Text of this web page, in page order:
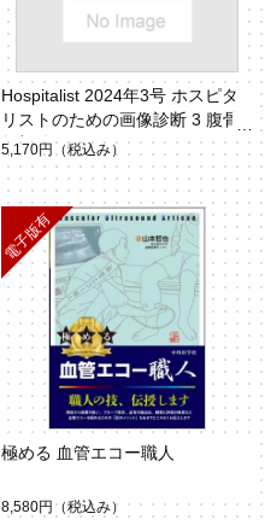
Hospitalist 2024年3号 ホスピタ
リストのための画像診断 3 腹骨
盤部編（Vol.12 No.3）
5,170円 （税込み）
極める 血管エコー職人
8,580円 （税込み）